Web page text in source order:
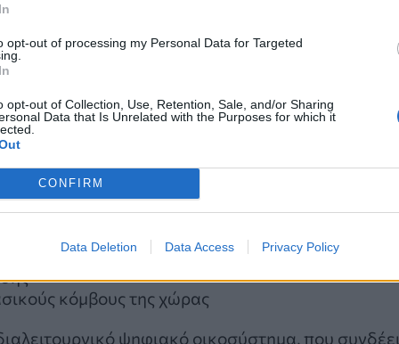
opt-out of processing my Personal Data for Targeted
opt-out of Collection, Use, Retention, Sale, and/or Sharing
Data that Is Unrelated with the Purposes for which it
CONFIRM
Data Deletion Data Access Privacy Policy
ένα από τα μεγαλύτερα έργα
την ολοκλήρωσή του, δημιουργείται ένα ενιαίο
ισότιμη πρόσβαση σε υπηρεσίες
εκτεταμένο πλέγμα υποδομών:
γιατρού–γιατρού)
κόμβους της χώρας
ψηφιακό οικοσύστημα, που